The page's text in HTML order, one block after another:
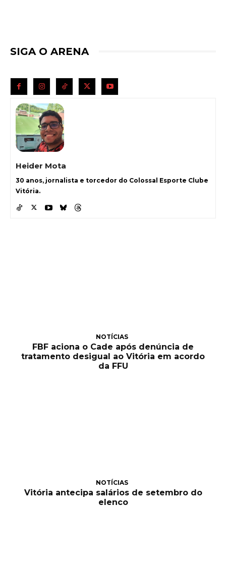
SIGA O ARENA
Heider Mota
30 anos, jornalista e torcedor do Colossal Esporte Clube
Vitória.
NOTÍCIAS
FBF aciona o Cade após denúncia de
tratamento desigual ao Vitória em acordo
da FFU
NOTÍCIAS
Vitória antecipa salários de setembro do
elenco